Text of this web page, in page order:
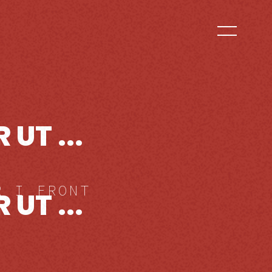
UT ...
I FRONT
UT ...